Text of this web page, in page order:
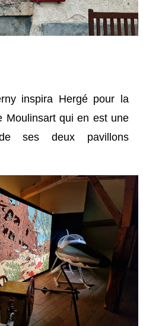
inspira Hergé pour la
Moulinsart qui en est une
ses deux pavillons